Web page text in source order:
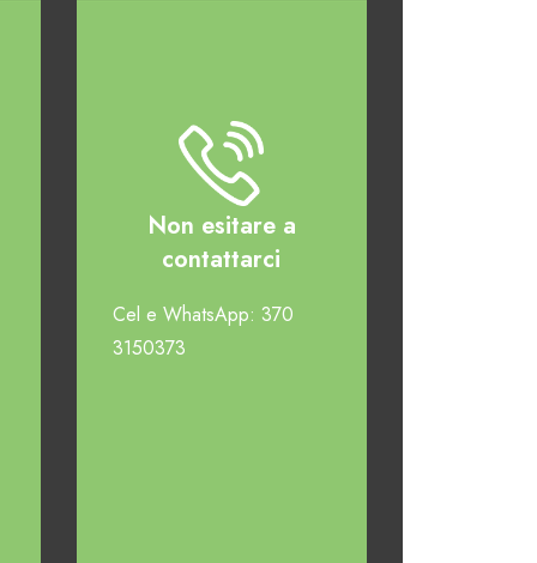
Non esitare a
contattarci
Cel e WhatsApp: 370
3150373